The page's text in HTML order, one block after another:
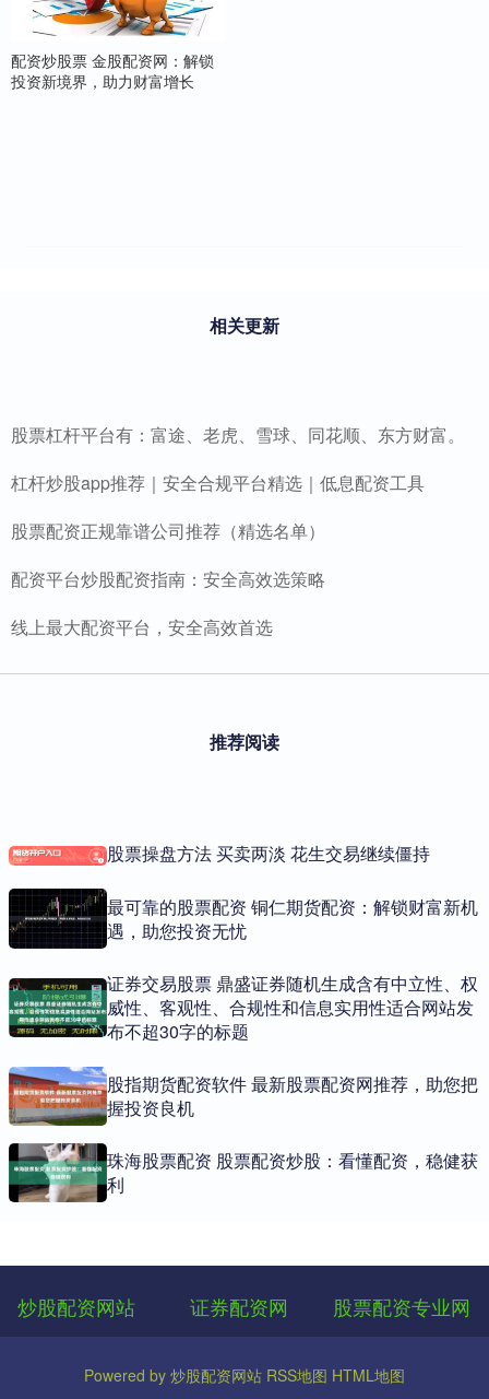
配资炒股票 金股配资网：解锁
投资新境界，助力财富增长
相关更新
股票杠杆平台有：富途、老虎、雪球、同花顺、东方财富。
杠杆炒股app推荐｜安全合规平台精选｜低息配资工具
股票配资正规靠谱公司推荐（精选名单）
配资平台炒股配资指南：安全高效选策略
线上最大配资平台，安全高效首选
推荐阅读
股票操盘方法 买卖两淡 花生交易继续僵持
最可靠的股票配资 铜仁期货配资：解锁财富新机
遇，助您投资无忧
证券交易股票 鼎盛证券随机生成含有中立性、权
威性、客观性、合规性和信息实用性适合网站发
布不超30字的标题
股指期货配资软件 最新股票配资网推荐，助您把
握投资良机
珠海股票配资 股票配资炒股：看懂配资，稳健获
利
炒股配资网站 证券配资网 股票配资专业网
Powered by 炒股配资网站 RSS地图 HTML地图